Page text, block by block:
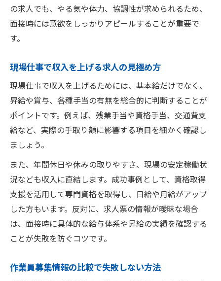
の求人でも、やる気や体力、協調性が求められるため、
面接時には意欲をしっかりアピールすることが重要で
す。
現場仕事で収入を上げる求人の見極め方
現場仕事で収入を上げるためには、基本給だけでなく、
昇給や賞与、各種手当の有無を総合的に判断することが
ポイントです。例えば、残業手当や資格手当、交通費支
給など、実際の手取り額に影響する項目を細かく確認し
ましょう。
また、年間休日や休みの取りやすさ、現場の安定稼働状
況なども収入に直結します。成功事例として、資格取得
支援を活用して専門資格を取得し、日給や月給がアップ
した方もいます。反対に、求人票の情報が曖昧な場合
は、面接時に具体的な給与体系や昇給の実績を確認する
ことが失敗を防ぐコツです。
作業員募集情報の比較で失敗しない方法